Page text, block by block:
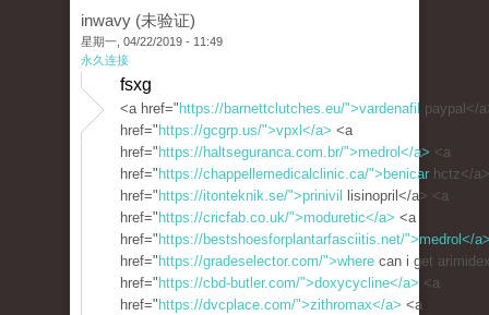
inwavy (未验证)
星期一, 04/22/2019 - 11:49
永久连接
fsxg
<a href=" https://barnettclutches.eu/">vardenafil paypal</
href=" https://gcgrp.us/">vpxl</a> <a
href=" https://haltseguranca.com.br/">medrol</a> <a
href=" https://chappellemedicalclinic.ca/">benicar hctz</
href=" https://itonteknik.se/">prinivil
lisinopril</a> <a
href=" https://cricfab.co.uk/">moduretic</a> <a
href=" https://bestshoesforplantarfasciitis.net/">medrol</
href=" https://gradeselector.com/">where can i get
href=" https://cbd-butler.com/">doxycycline</a> <a
href=" https://dvcplace.com/">zithromax</a> <a